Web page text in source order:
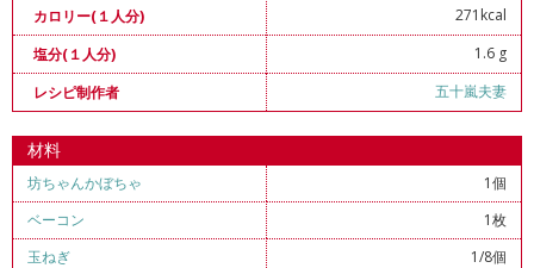
カロリー(１人分)
271kcal
塩分(１人分)
1.6 g
レシピ制作者
五十嵐夫妻
材料
坊ちゃんかぼちゃ
1個
ベーコン
1枚
玉ねぎ
1/8個